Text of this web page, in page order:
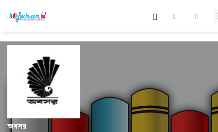
অবসর